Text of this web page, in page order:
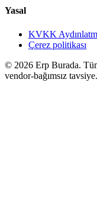
Yasal
KVKK
Çerez politikası
© 2026 Erp Burada.
vendor-bağımsız tavsiye.